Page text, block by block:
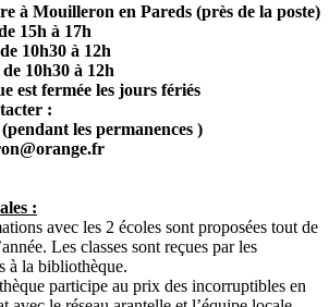
à Mouilleron en Pareds (près de la poste)
15h à 17h
10h30 à 12h
10h30 à 12h
est fermée les jours fériés
:
les permanences )
:
avec les 2 écoles sont proposées tout de
Les classes sont reçues par les
à la bibliothèque.
participe au prix des incorruptibles en